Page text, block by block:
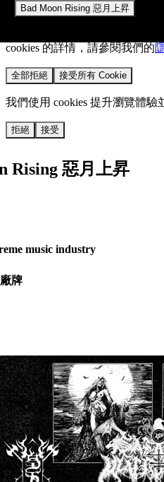
我們使用 cookies 來提升您的瀏
cookies 的詳情，請參閱我們的
全部拒絕 接受所有 Cookie
我們使用 cookies 提升瀏覽體驗
拒絕 接受
Bad Moon Rising 惡月上昇
Rising 惡月上昇
music industry
牌